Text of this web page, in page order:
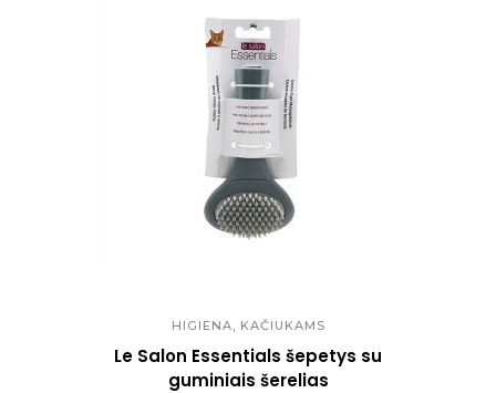
HIGIENA, KAČIUKAMS
Le Salon Essentials šepetys su
guminiais šerelias